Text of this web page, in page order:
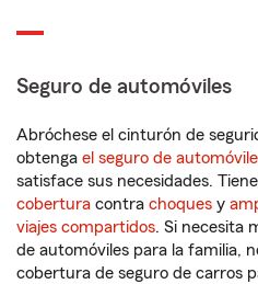
Seguro de automóviles
Abróchese el cinturón de
obtenga el seguro de
satisface sus necesidades.
cobertura contra choques y
viajes compartidos. Si necesita
de automóviles para la familia,
cobertura de seguro de carros